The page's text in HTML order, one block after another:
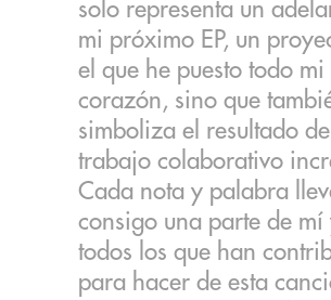
solo representa un
mi próximo EP, un
el que he puesto todo mi
corazón, sino que
simboliza el resultado
trabajo colaborativo
Cada nota y palabra
consigo una parte de mí
todos los que han
para hacer de esta